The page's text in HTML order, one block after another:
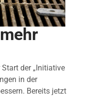
der „Initiative
in der
Bereits jetzt